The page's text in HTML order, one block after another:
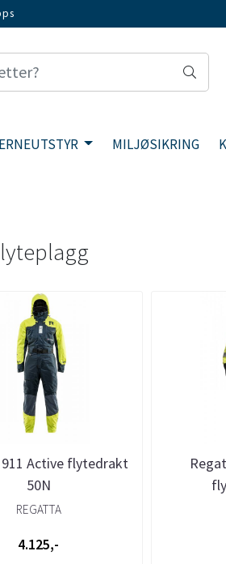
MILJØSIKRING
Active flytedrakt
50N
REGATTA
4.125,-